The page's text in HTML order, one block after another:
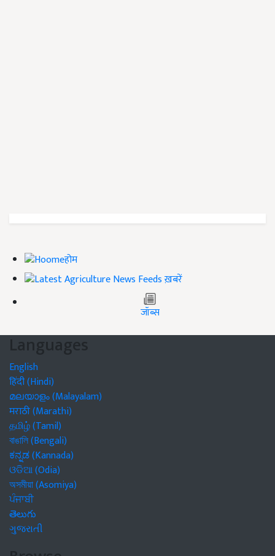
होम
ख़बरें
जॉब्स
Languages
English
हिंदी (Hindi)
മലയാളം (Malayalam)
मराठी (Marathi)
தமிழ் (Tamil)
বাঙালি (Bengali)
ಕನ್ನಡ (Kannada)
ଓଡିଆ (Odia)
অসমীয়া (Asomiya)
ਪੰਜਾਬੀ
తెలుగు
ગુજરાતી